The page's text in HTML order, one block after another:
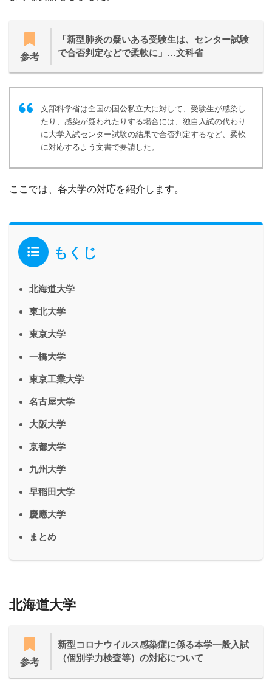
参考
「新型肺炎の疑いある受験生は、センター試験
で合否判定などで柔軟に」…文科省
文部科学省は全国の国公私立大に対して、受験生が感染し
たり、感染が疑われたりする場合には、独自入試の代わり
に大学入試センター試験の結果で合否判定するなど、柔軟
に対応するよう文書で要請した。
ここでは、各大学の対応を紹介します。
もくじ
北海道大学
東北大学
東京大学
一橋大学
東京工業大学
名古屋大学
大阪大学
京都大学
九州大学
早稲田大学
慶應大学
まとめ
北海道大学
参考
新型コロナウイルス感染症に係る本学一般入試
（個別学力検査等）の対応について